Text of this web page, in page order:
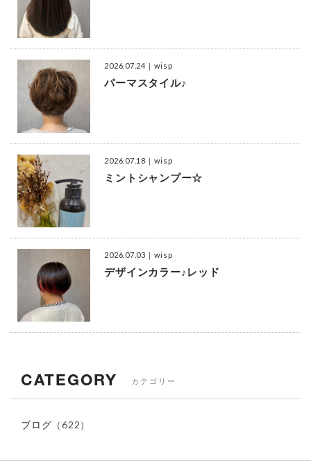
2026.07.24 ｜wisp
パーマスタイル♪
2026.07.18 ｜wisp
ミントシャンプー☆
2026.07.03 ｜wisp
デザインカラー♪レッド
CATEGORY カテゴリー
ブログ （622）